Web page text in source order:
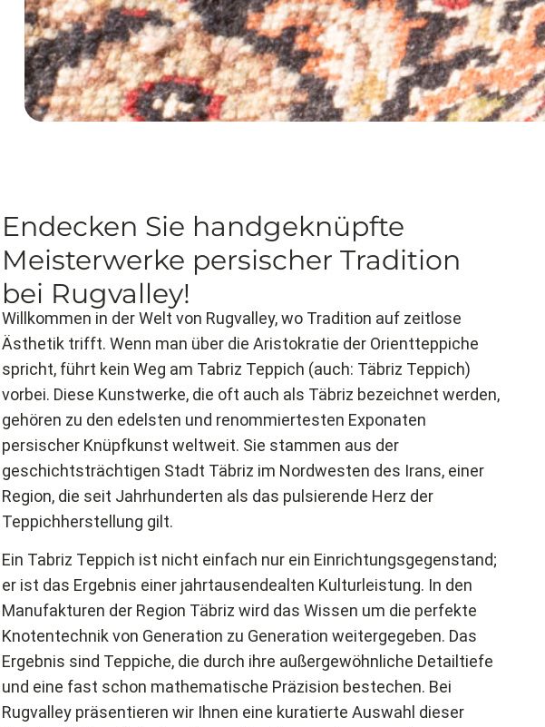
Endecken Sie handgeknüpfte
Meisterwerke persischer Tradition
bei Rugvalley!
Willkommen in der Welt von Rugvalley, wo Tradition auf zeitlose
Ästhetik trifft. Wenn man über die Aristokratie der Orientteppiche
spricht, führt kein Weg am Tabriz Teppich (auch: Täbriz Teppich)
vorbei. Diese Kunstwerke, die oft auch als Täbriz bezeichnet werden,
gehören zu den edelsten und renommiertesten Exponaten
persischer Knüpfkunst weltweit. Sie stammen aus der
geschichtsträchtigen Stadt Täbriz im Nordwesten des Irans, einer
Region, die seit Jahrhunderten als das pulsierende Herz der
Teppichherstellung gilt.
Ein Tabriz Teppich ist nicht einfach nur ein Einrichtungsgegenstand;
er ist das Ergebnis einer jahrtausendealten Kulturleistung. In den
Manufakturen der Region Täbriz wird das Wissen um die perfekte
Knotentechnik von Generation zu Generation weitergegeben. Das
Ergebnis sind Teppiche, die durch ihre außergewöhnliche Detailtiefe
und eine fast schon mathematische Präzision bestechen. Bei
Rugvalley präsentieren wir Ihnen eine kuratierte Auswahl dieser